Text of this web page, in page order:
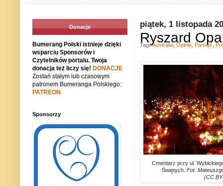
piątek, 1 listopada
Ryszard
Cmentarz przy ul.
Świętych. Fot
(CC
Tagi:Australia Opinie Pamięć
Donacje
Bumerang Polski istnieje dzięki
wsparciu Sponsorów i
Czytelników portalu. Twoja
donacja też liczy się! DONACJE
Zostań stałym lub czasowym
patronem Bumeranga Polskiego:
PATREON
Sponsorzy